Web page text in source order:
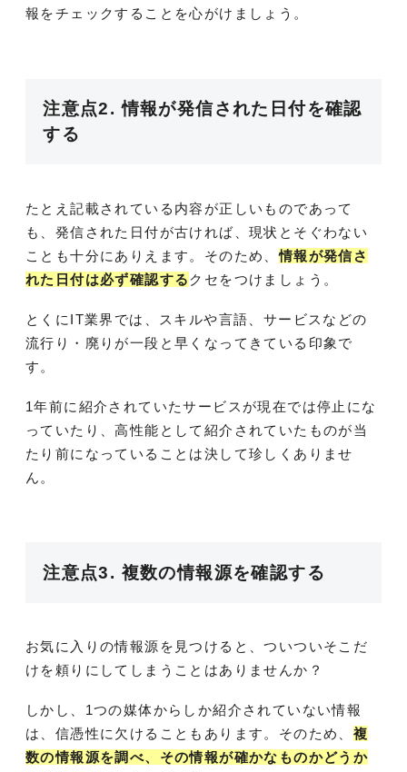
報をチェックすることを心がけましょう。
注意点2. 情報が発信された日付を確認
する
たとえ記載されている内容が正しいものであって
も、発信された日付が古ければ、現状とそぐわない
ことも十分にありえます。そのため、情報が発信さ
れた日付は必ず確認する クセをつけましょう。
とくにIT業界では、スキルや言語、サービスなどの
流行り・廃りが一段と早くなってきている印象で
す。
1年前に紹介されていたサービスが現在では停止にな
っていたり、高性能として紹介されていたものが当
たり前になっていることは決して珍しくありませ
ん。
注意点3. 複数の情報源を確認する
お気に入りの情報源を見つけると、ついついそこだ
けを頼りにしてしまうことはありませんか？
しかし、1つの媒体からしか紹介されていない情報
は、信憑性に欠けることもあります。そのため、 複
数の情報源を調べ、その情報が確かなものかどうか